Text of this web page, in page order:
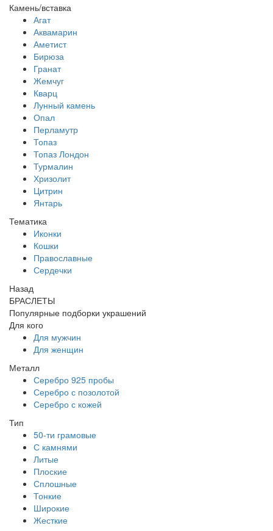
Камень/вставка
Агат
Аквамарин
Аметист
Бирюза
Гранат
Жемчуг
Кварц
Лунный камень
Опал
Перламутр
Топаз
Топаз Лондон
Турмалин
Хризолит
Цитрин
Янтарь
Тематика
Иконки
Кошки
Православные
Сердечки
Назад
БРАСЛЕТЫ
Популярные подборки украшений
Для кого
Для мужчин
Для женщин
Металл
Серебро 925 пробы
Серебро с позолотой
Серебро с кожей
Тип
50-ти грамовые
С камнями
Литые
Плоские
Сплошные
Тонкие
Широкие
Жесткие